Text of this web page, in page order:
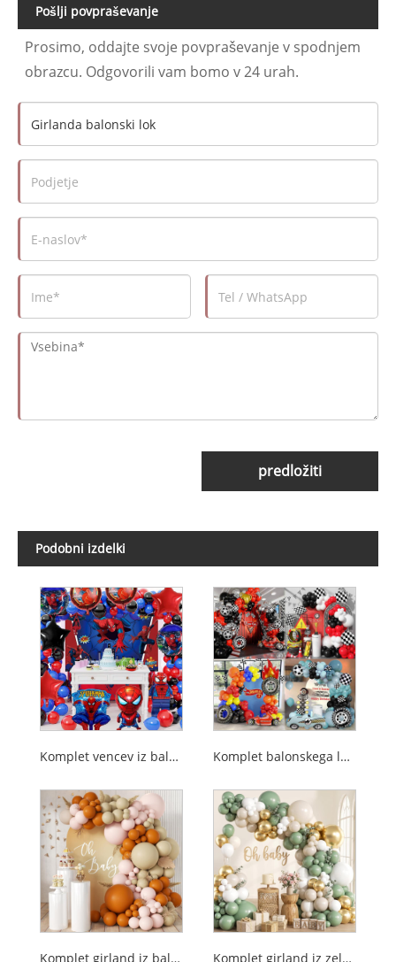
Pošlji povpraševanje
Prosimo, oddajte svoje povpraševanje v spodnjem
obrazcu. Odgovorili vam bomo v 24 urah.
predložiti
Podobni izdelki
Komplet vencev iz balonov Superhero Komplet balonskega loka za dirkalni avto
Komplet girland iz balonov iz terakote Komplet girland iz zelenih balonov Sage